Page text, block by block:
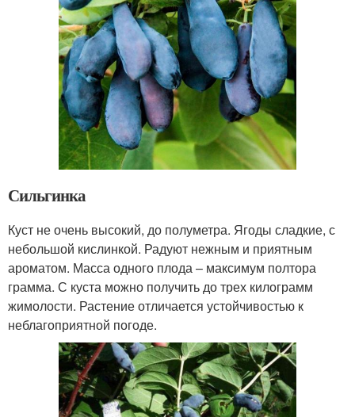
Сильгинка
Куст не очень высокий, до полуметра. Ягоды сладкие, с
небольшой кислинкой. Радуют нежным и приятным
ароматом. Масса одного плода – максимум полтора
грамма. С куста можно получить до трех килограмм
жимолости. Растение отличается устойчивостью к
неблагоприятной погоде.